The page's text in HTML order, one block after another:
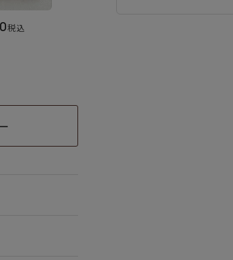
税込